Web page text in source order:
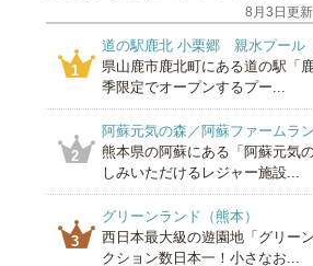
8月3日更
1
道の駅鹿北 小栗郷 親水プール
県山鹿市鹿北町にある道の駅「
季限定でオープンするプー...
2
阿蘇元気の森／阿蘇ファームラン
熊本県の阿蘇にある「阿蘇元気
しみいただけるレジャー施設...
3
グリーンランド（熊本）
西日本最大級の遊園地「グリー
クション数日本一！小さなお...